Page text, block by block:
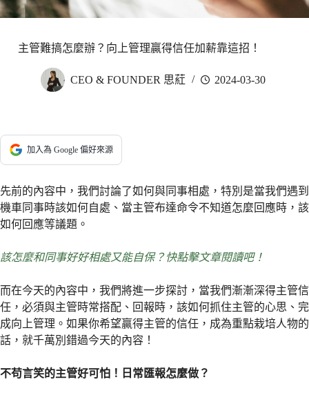
主管難搞怎麼辦？向上管理贏得信任加薪靠這招！
CEO & FOUNDER 思葒 2024-03-30
加入為 Google 偏好來源
先前的內容中，我們討論了如何與同事相處，特別是當我們遇到
機車同事時該如何自處、當主管布達命令不知道怎麼回應時，該
如何回應等議題。
該怎麼和同事好好相處又能自保？快點擊文章閱讀吧！
而在今天的內容中，我們將進一步探討，當我們漸漸深得主管信
任，必須與主管時常搭配、回報時，該如何抓住主管的心思、完
成向上管理。如果你希望贏得主管的信任，成為重點栽培人物的
話，就千萬別錯過今天的內容！
不苟言笑的主管好可怕！日常匯報怎麼做？